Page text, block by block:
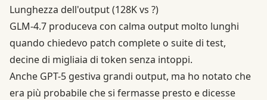
Lunghezza dell'output (128K vs ?)
GLM-4.7 produceva con calma output molto lunghi
quando chiedevo patch complete o suite di test,
decine di migliaia di token senza intoppi.
Anche GPT-5 gestiva grandi output, ma ho notato che
era più probabile che si fermasse presto e dicesse